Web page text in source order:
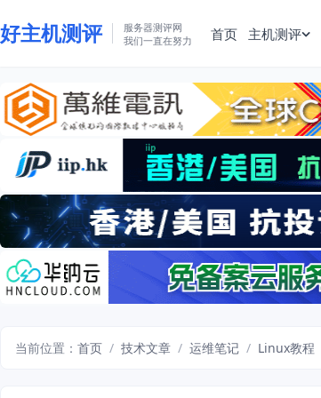
好主机测评
服务器测评网
我们一直在努力
首页 主机测评
当前位置： 首页 / 技术文章 / 运维笔记 / Linux教程